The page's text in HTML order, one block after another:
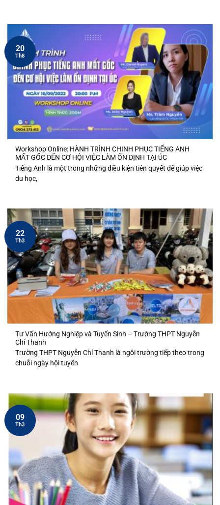
Workshop Online: HÀNH TRÌNH CHINH PHỤC TIẾNG ANH
MẤT GỐC ĐẾN CƠ HỘI VIỆC LÀM ỔN ĐỊNH TẠI ÚC
Tiếng Anh là một trong những điều kiện tiên quyết để giúp việc
du học,
20
Th8
Tư Vấn Hướng Nghiệp và Tuyển Sinh – Trường THPT Nguyễn
Chí Thanh
Trường THPT Nguyễn Chí Thanh là ngôi trường tiếp theo trong
chuỗi ngày hội tuyển
22
Th3
09
Th3